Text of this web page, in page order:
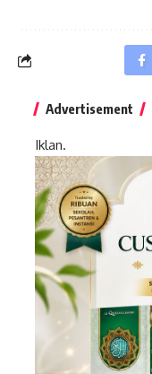
Advertisement
Iklan.